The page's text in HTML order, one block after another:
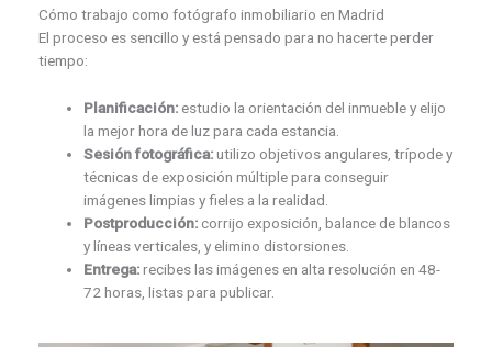
Cómo trabajo como fotógrafo inmobiliario en Madrid
El proceso es sencillo y está pensado para no hacerte perder
tiempo:
Planificación: estudio la orientación del inmueble y elijo
la mejor hora de luz para cada estancia.
Sesión fotográfica:utilizo objetivos angulares, trípode y
técnicas de exposición múltiple para conseguir
imágenes limpias y fieles a la realidad.
Postproducción: corrijo exposición, balance de blancos
y líneas verticales, y elimino distorsiones.
Entrega:recibes las imágenes en alta resolución en 48-
72 horas, listas para publicar.